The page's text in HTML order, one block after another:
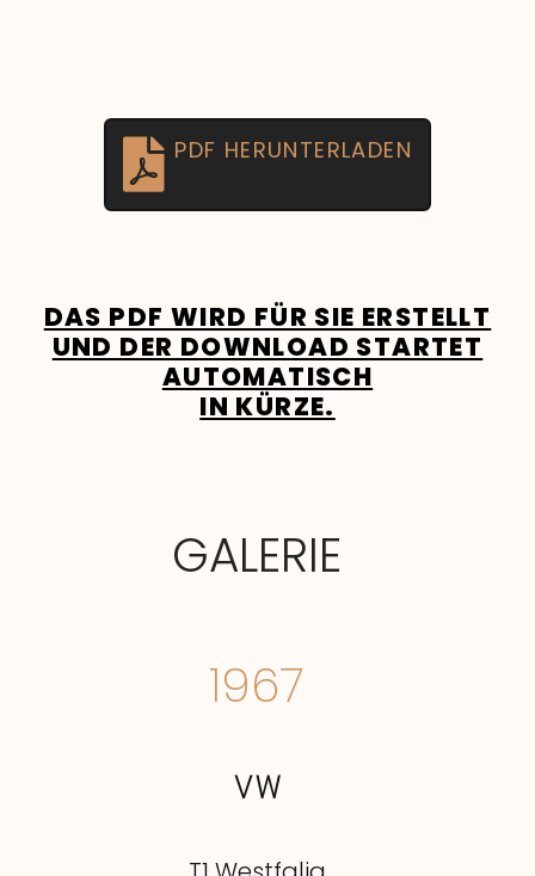
PDF HERUNTERLADEN
DAS PDF WIRD FÜR SIE ERSTELLT
UND DER DOWNLOAD STARTET
AUTOMATISCH
IN KÜRZE.
GALERIE
1967
VW